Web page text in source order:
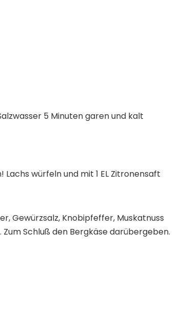
5 Minuten garen und kalt
würfeln und mit 1 EL Zitronensaft
Gewürzsalz, Knobipfeffer, Muskatnuss
Schluß den Bergkäse darübergeben.